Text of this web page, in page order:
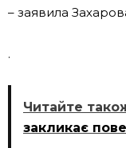
– заявила
.
Читайте
закликає